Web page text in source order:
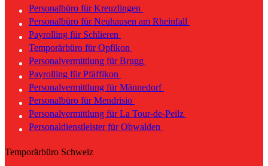
Personalbüro für Kreuzlingen
Personalbüro für Neuhausen am Rheinfall
Payrolling für Schlieren
Temporärbüro für Opfikon
Personalvermittlung für Brugg
Payrolling für Pfäffikon
Personalvermittlung für Männedorf
Personalbüro für Mendrisio
Personalvermittlung für La Tour-de-Peilz
Personaldienstleister für Obwalden
Temporärbüro Schweiz